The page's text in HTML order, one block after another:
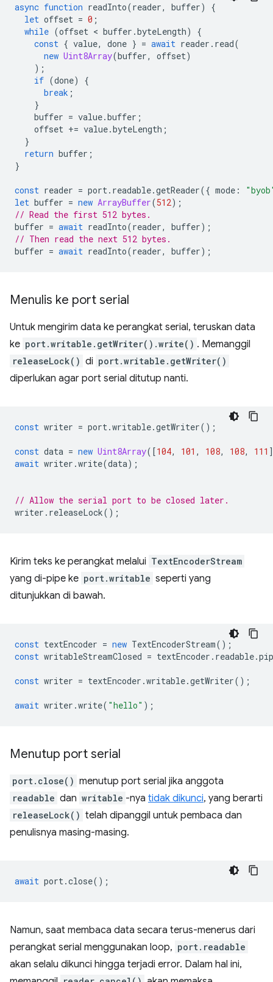
async function readInto(reader, buffer)
{
let offset = 0 ;
while (offset < buffer .byteLength)
{
const { value, done } = await reader . read(
new Uint8Array(buffer, offset)
);
if (done)
{
break ;
}
buffer = value.buffer ;
offset += value.byteLength ;
}
return buffer ;
}
const reader = port. readable.getReader({ mode :
let buffer = new ArrayBuffer(512);
// Read the first 512 bytes.
buffer = await readInto(reader, buffer);
// Then read the next 512 bytes.
buffer = await readInto(reader, buffer);
Menulis ke port serial
Untuk mengirim data ke perangkat serial, teruskan data
ke port.writable.getWriter().write() . Memanggil
releaseLock() di port.writable.getWriter()
diperlukan agar port serial ditutup nanti.
const writer = port.writable.getWriter();
const data = new Uint8Array([104, 101 , 108, 108, 111
await writer .write(data);
// Allow the serial port to be closed later.
writer . releaseLock();
Kirim teks ke perangkat melalui TextEncoderStream
yang di-pipe ke port.writable seperti yang
ditunjukkan di bawah.
const textEncoder = new TextEncoderStream();
const writableStreamClosed = textEncoder . readable.
const writer = textEncoder .writable.getWriter();
await writer .write( "hello" );
Menutup port serial
port.close() menutup port serial jika anggota
readable dan writable -nya tidak dikunci, yang berarti
releaseLock() telah dipanggil untuk pembaca dan
penulisnya masing-masing.
await port.close();
Namun, saat membaca data secara terus-menerus dari
perangkat serial menggunakan loop, port.readable
akan selalu dikunci hingga terjadi error. Dalam hal ini,